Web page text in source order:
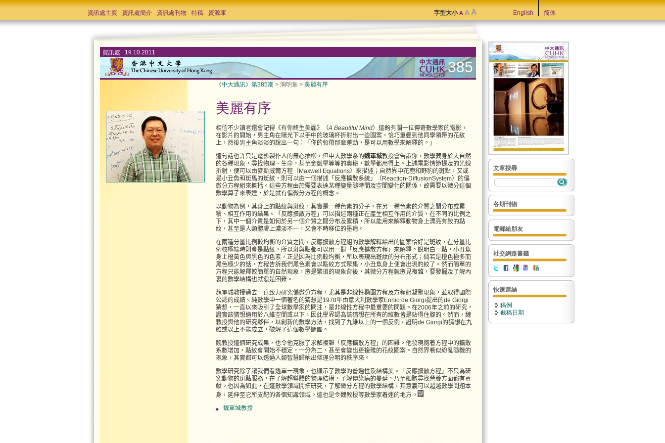
資訊處主頁 資訊處簡介 資訊處刊物 特稿 資源庫 字型大小A A A English 简体
資訊處 19.10.2011
385
《中大通訊》第385期 > 洞明集 > 美麗有序
美麗有序
相信不少讀者還會記得《有你終生美麗》（A Beautiful Mind）這齣有關一位傳奇數學家的電影，
在影片的開始，男主角在陽光下以手中的玻璃杯折射出一些圖案，恰巧重疊到他同學領帶的花紋
上，然後男主角淡淡的說出一句：「你的領帶那麼差勁，是可以用數學來解釋的。」
這句話也許只是電影製作人的無心插柳，但中大數學系的魏軍城教授會告訴你，數學藏身於大自然
的各種現象，尋找物理、生命，甚至金融學等等的奧秘，數學都用得上。上述電影情節提及的光線
折射，便可以由麥斯威爾方程（Maxwell Equations）來描述；自然界中花鹿和野豹的斑點，又或
是小丑魚和斑馬的斑紋，則可以由一個描述「反應擴散系統」（Reaction-DiffusionSystem）的偏
微分方程組來概括。這些方程由於需要表達某種變量隨時間及空間變化的關係，故需要以微分這個
數學算子來表達，於是就有偏微分方程的概念。
以動物為例，其身上的點紋與斑紋，其實是一種色素的分子，在另一種色素的介質之間分布或累
積、相互作用的結果。「反應擴散方程」可以描述兩種正在產生相互作用的介質，在不同的比例之
下，其中一個介質是如何於另一個介質之間分布及累積，所以能用來解釋動物身上漂亮有致的點
紋，甚至是人類體膚上濃淡不一，又會不時移位的墨痣。
在兩種分量比例較均衡的介質之間，反應擴散方程組的數學解釋給出的圖案恰好是斑紋，在分量比
例較極端時則會是點紋，所以斑與點都可以用一對「反應擴散方程」來解釋。說明白一點，小丑魚
身上橙黃色與黑色的色素，正是因為比例較均衡，所以表現出斑紋的分布形式；倘若是橙色極多而
黑色極少的話，方程告訴我們黑色素會以點紋方式聚集，小丑魚身上便會出現豹紋了。然而簡單的
方程只能解釋較簡單的自然現象，愈是繁瑣的現象背後，其微分方程就愈見複雜，要發掘及了解內
裏的數學結構也就愈是困難。
魏軍城教授過去一直致力研究偏微分方程，尤其是非線性橢圓方程及方程組凝聚現象，並取得國際
公認的成績。純數學中一個著名的猜想是1978年由意大利數學家Ennio de Giorgi提出的de Giorgi
猜想，一直以來吸引了全球數學家的關注，是非線性方程中最重要的問題。在2006年之前的研究，
證實該猜想適用於八維空間或以下，因此學界認為該猜想在所有的維數皆是站得住腳的。然而，魏
教授與他的研究夥伴，以創新的數學方法，找到了九維以上的一個反例，證明de Giorgi的猜想在九
維或以上不能成立，破解了這個數學謎團。
魏教授這個研究成果，也令他克服了求解複雜「反應擴散方程」的困難。他發現隨着方程中的擴散
系數增加，點紋會開始不穩定，一分為二，甚至會變出更複雜的花紋圖案。自然界看似紛亂隨機的
現象，其實都可以透過人類智慧歸納出條理分明的秩序來。
數學研究除了讓我們看透單一現象，也顯示了數學的普遍性及結構美。「反應擴散方程」不只為研
究動物的斑點服務，在了解超導體的物理結構，了解傳染病的蔓延，乃至細胞尋找營養方面都有貢
獻。也因為如此，在這數學領域開拓研究，了解微分方程的數學結構，其意義可以超越數學問題本
身，延伸至它所支配的各個知識領域。這也是令魏教授等數學家着迷的地方。
魏軍城教授
文章搜尋
各期刊物
電郵給朋友
社交網路書籤
快速連結
稿例
截稿日期